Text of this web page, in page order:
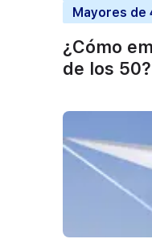
Mayores de
¿Cómo
de los 50?